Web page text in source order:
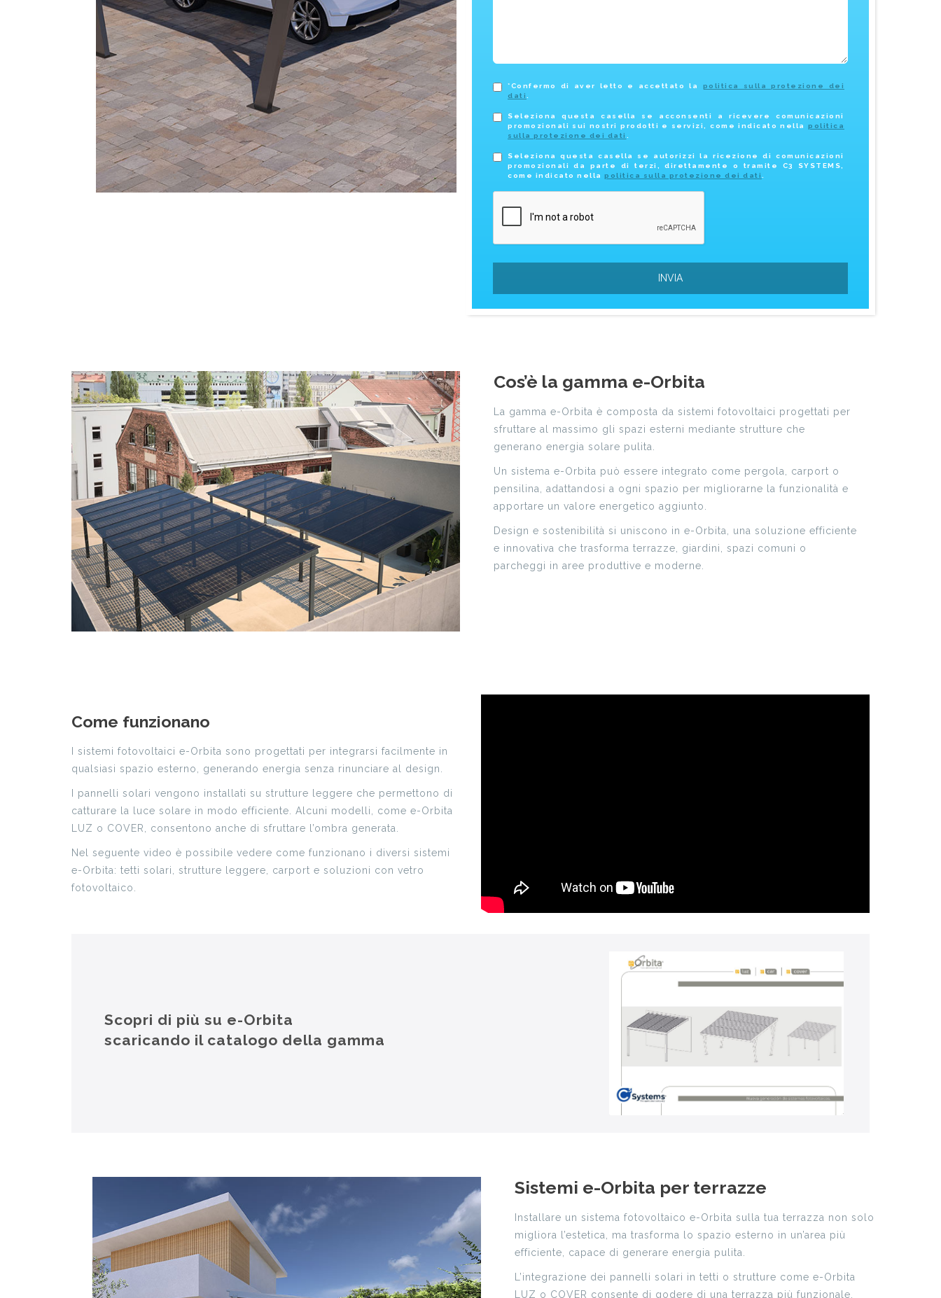
*Confermo di aver letto e accettato la politica sulla protezione dei
dati
Seleziona questa casella se acconsenti a ricevere comunicazioni
promozionali sui nostri prodotti e servizi, come indicato nella politica
sulla protezione dei dati
Seleziona questa casella se autorizzi la ricezione di comunicazioni
promozionali da parte di terzi, direttamente o tramite C3 SYSTEMS,
come indicato nella politica sulla protezione dei dati
INVIA
Cos’è la gamma e-Orbita
La gamma e-Orbita è composta da sistemi fotovoltaici progettati per
sfruttare al massimo gli spazi esterni mediante strutture che
generano energia solare pulita.
Un sistema e-Orbita può essere integrato come pergola, carport o
pensilina, adattandosi a ogni spazio per migliorarne la funzionalità e
apportare un valore energetico aggiunto.
Design e sostenibilità si uniscono in e-Orbita, una soluzione efficiente
e innovativa che trasforma terrazze, giardini, spazi comuni o
parcheggi in aree produttive e moderne.
Come funzionano
I sistemi fotovoltaici e-Orbita sono progettati per integrarsi facilmente in
qualsiasi spazio esterno, generando energia senza rinunciare al design.
I pannelli solari vengono installati su strutture leggere che permettono di
catturare la luce solare in modo efficiente. Alcuni modelli, come e-Orbita
LUZ o COVER, consentono anche di sfruttare l’ombra generata.
Nel seguente video è possibile vedere come funzionano i diversi sistemi
e-Orbita: tetti solari, strutture leggere, carport e soluzioni con vetro
fotovoltaico.
Scopri di più su e-Orbita
scaricando il catalogo della gamma
Sistemi e-Orbita per terrazze
Installare un sistema fotovoltaico e-Orbita sulla tua terrazza non solo
migliora l’estetica, ma trasforma lo spazio esterno in un’area più
efficiente, capace di generare energia pulita.
L’integrazione dei pannelli solari in tetti o strutture come e-Orbita
LUZ o COVER consente di godere di una terrazza più funzionale,